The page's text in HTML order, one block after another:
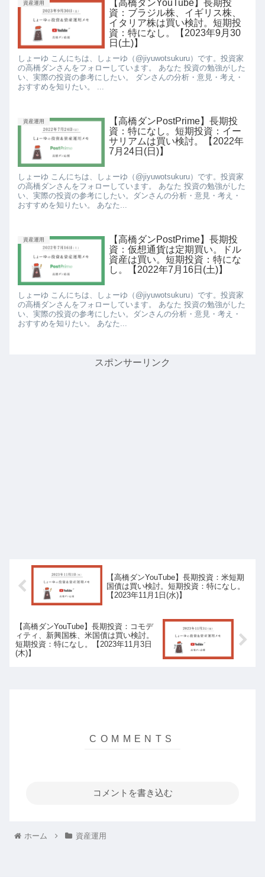
資産運用
【高橋ダンYouTube】長期投
資：ブラジル株、イギリス株、
イタリア株は買い検討。短期投
資：特になし。【2023年9月30
日(土)】
しょーゆ こんにちは、しょーゆ（@jiyuwotsukuru）です。投資家
の高橋ダンさんをフォローしています。 あなた 投資の勉強がした
い、実際の投資の参考にしたい。 ダンさんの分析・意見・考え・
おすすめを知りたい。 ...
資産運用
【高橋ダンPostPrime】長期投
資：特になし。短期投資：イー
サリアムは買い検討。【2022年
7月24日(日)】
しょーゆ こんにちは、しょーゆ（@jiyuwotsukuru）です。投資家
の高橋ダンさんをフォローしています。 あなた 投資の勉強がした
い、実際の投資の参考にしたい。ダンさんの分析・意見・考え・
おすすめを知りたい。 あなた...
資産運用
【高橋ダンPostPrime】長期投
資：仮想通貨は定期買い。ドル
資産は買い。短期投資：特にな
し。【2022年7月16日(土)】
しょーゆ こんにちは、しょーゆ（@jiyuwotsukuru）です。投資家
の高橋ダンさんをフォローしています。 あなた 投資の勉強がした
い、実際の投資の参考にしたい。ダンさんの分析・意見・考え・
おすすめを知りたい。 あなた...
スポンサーリンク
【高橋ダンYouTube】長期投資：米短期
国債は買い検討。短期投資：特になし。
【2023年11月1日(水)】
【高橋ダンYouTube】長期投資：コモデ
ィティ、新興国株、米国債は買い検討。
短期投資：特になし。【2023年11月3日
(木)】
コメントを書き込む
ホーム 資産運用